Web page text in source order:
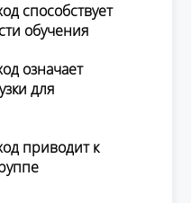
способствует
обучения
означает
для
приводит к